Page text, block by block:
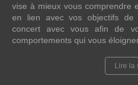
vise à mieux vous comprendre
en lien avec vos objectifs de
concert avec vous afin de
comportements qui vous
Lire la